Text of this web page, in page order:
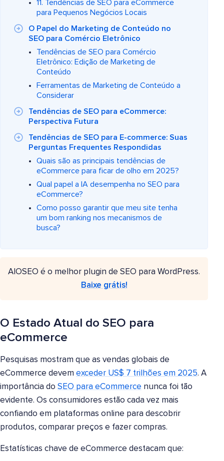
11. Tendências de SEO para eCommerce
para Pequenos Negócios Locais
O Papel do Marketing de Conteúdo no
SEO para Comércio Eletrônico
Tendências de SEO para Comércio
Eletrônico: Edição de Marketing de
Conteúdo
Ferramentas de Marketing de Conteúdo a
Considerar
Tendências de SEO para eCommerce:
Perspectiva Futura
Tendências de SEO para E-commerce: Suas
Perguntas Frequentes Respondidas
Quais são as principais tendências de
eCommerce para ficar de olho em 2025?
Qual papel a IA desempenha no SEO para
eCommerce?
Como posso garantir que meu site tenha
um bom ranking nos mecanismos de
busca?
AIOSEO é o melhor plugin de SEO para WordPress.
Baixe grátis!
O Estado Atual do SEO para
eCommerce
Pesquisas mostram que as vendas globais de
eCommerce devem exceder US$ 7 trilhões em 2025. A
importância do SEO para eCommerce nunca foi tão
evidente. Os consumidores estão cada vez mais
confiando em plataformas online para descobrir
produtos, comparar preços e fazer compras.
Estatísticas chave de eCommerce destacam que: